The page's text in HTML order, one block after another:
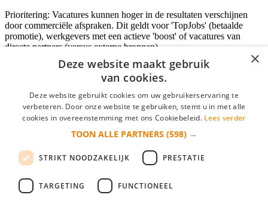
Prioritering: Vacatures kunnen hoger in de resultaten verschijnen
door commerciële afspraken. Dit geldt voor 'TopJobs' (betaalde
promotie), werkgevers met een actieve 'boost' of vacatures van
directe partners (versus externe bronnen).
Inloggen als bedrijf
*
login gegevens onthouden
login
×
Deze website maakt gebruik
van cookies.
Deze website gebruikt cookies om uw gebruikerservaring te
verbeteren. Door onze website te gebruiken, stemt u in met alle
cookies in overeenstemming met ons Cookiebeleid. Lees verder
TOON ALLE PARTNERS (598) →
STRIKT NOODZAKELIJK PRESTATIE
TARGETING FUNCTIONEEL